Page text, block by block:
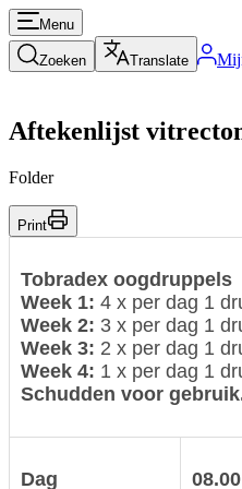
Menu
Zoeken Translate
Aftekenlijst
Folder
Print
Tobradex oogdruppels
Week 1: 4 x per dag 1
Week 2: 3 x per dag 1
Week 3: 2 x per dag 1
Week 4: 1 x per dag 1
Schudden voor
Dag